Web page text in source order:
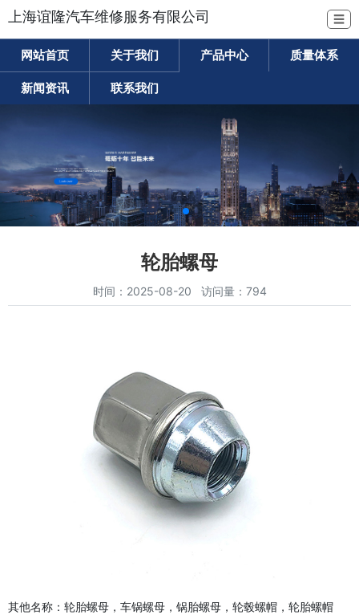
上海谊隆汽车维修服务有限公司 ☰
网站首页 关于我们 产品中心 质量体系
新闻资讯 联系我们
轮胎螺母
时间：2025-08-20 访问量：794
其他名称：轮胎螺母，车锅螺母，锅胎螺母，轮毂螺帽，轮胎螺帽